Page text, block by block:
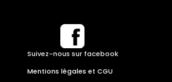
Suivez-nous sur facebook
Mentions légales et CGU